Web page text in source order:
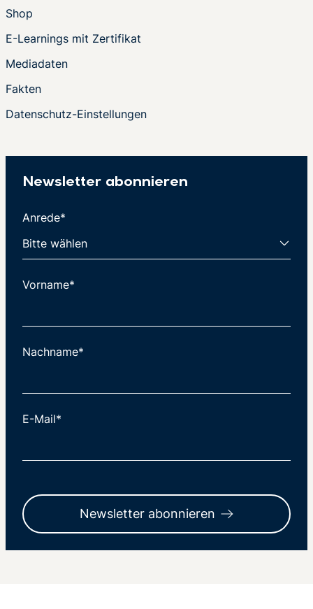
Shop
E-Learnings mit Zertifikat
Mediadaten
Fakten
Datenschutz-Einstellungen
Newsletter abonnieren
Anrede*
Vorname*
Nachname*
E-Mail*
Newsletter abonnieren